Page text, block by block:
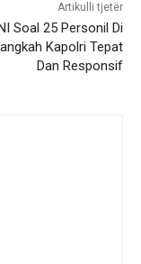
Artikulli tjetër
Soal 25 Personil Di
Kapolri Tepat
Dan Responsif